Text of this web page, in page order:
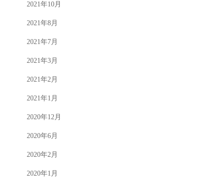
2021年10月
2021年8月
2021年7月
2021年3月
2021年2月
2021年1月
2020年12月
2020年6月
2020年2月
2020年1月